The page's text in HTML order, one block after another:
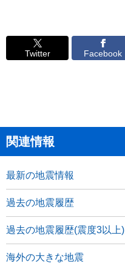
Twitter Facebook
関連情報
最新の地震情報
過去の地震履歴
過去の地震履歴(震度3以上)
海外の大きな地震